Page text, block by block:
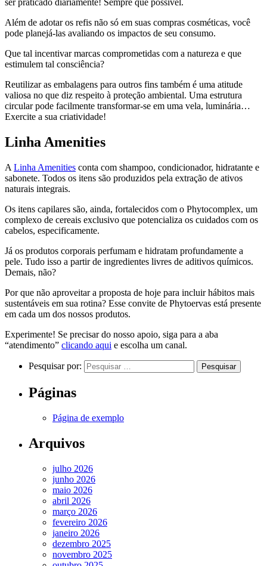
ser praticado diariamente! Sempre que possível.
Além de adotar os refis não só em suas compras cosméticas, você
pode planejá-las avaliando os impactos de seu consumo.
Que tal incentivar marcas comprometidas com a natureza e que
estimulem tal consciência?
Reutilizar as embalagens para outros fins também é uma atitude
valiosa no que diz respeito à proteção ambiental. Uma estrutura
circular pode facilmente transformar-se em uma vela, luminária…
Exercite a sua criatividade!
Linha Amenities
A Linha Amenities conta com shampoo, condicionador, hidratante e
sabonete. Todos os itens são produzidos pela extração de ativos
naturais integrais.
Os itens capilares são, ainda, fortalecidos com o Phytocomplex, um
complexo de cereais exclusivo que potencializa os cuidados com os
cabelos, especificamente.
Já os produtos corporais perfumam e hidratam profundamente a
pele. Tudo isso a partir de ingredientes livres de aditivos químicos.
Demais, não?
Por que não aproveitar a proposta de hoje para incluir hábitos mais
sustentáveis em sua rotina? Esse convite de Phytoervas está presente
em cada um dos nossos produtos.
Experimente! Se precisar do nosso apoio, siga para a aba
“atendimento” clicando aqui e escolha um canal.
Pesquisar por:
Páginas
Página de exemplo
Arquivos
julho 2026
junho 2026
maio 2026
abril 2026
março 2026
fevereiro 2026
janeiro 2026
dezembro 2025
novembro 2025